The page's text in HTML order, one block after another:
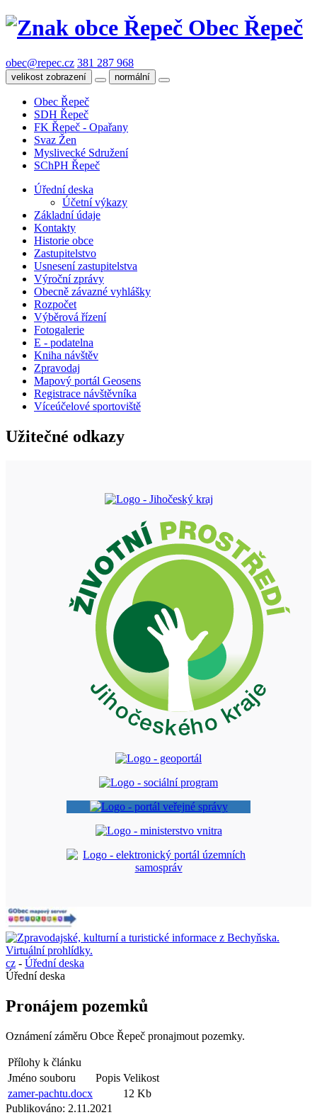
Obec Řepeč
obec@repec.cz 381 287 968
velikost zobrazení normální
Obec Řepeč
SDH Řepeč
FK Řepeč - Opařany
Svaz Žen
Myslivecké Sdružení
SChPH Řepeč
Úřední deska
Účetní výkazy
Základní údaje
Kontakty
Historie obce
Zastupitelstvo
Usnesení zastupitelstva
Výroční zprávy
Obecně závazné vyhlášky
Rozpočet
Výběrová řízení
Fotogalerie
E - podatelna
Kniha návštěv
Zpravodaj
Mapový portál Geosens
Registrace návštěvníka
Víceúčelové sportoviště
Užitečné odkazy
cz - Úřední deska
Úřední deska
Pronájem pozemků
Oznámení záměru Obce Řepeč pronajmout pozemky.
Přílohy k článku
Jméno souboru
Popis Velikost
zamer-pachtu.docx
12 Kb
Publikováno: 2.11.2021